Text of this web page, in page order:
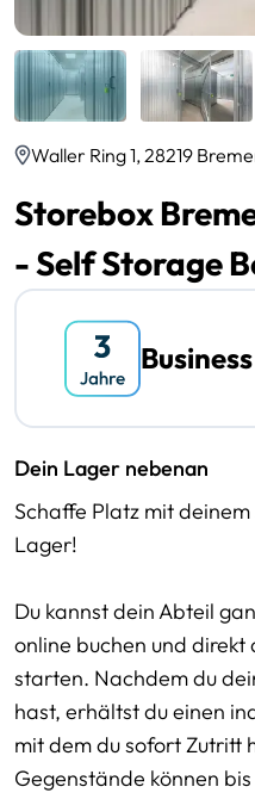
Waller Ring 1, 28219
Storebox
- Self Storage
Dein Lager nebenan
Schaffe Platz mit
Lager!
Du kannst dein Abteil
online buchen und
starten. Nachdem du
hast, erhältst du einen
mit dem du sofort Zutritt
Gegenstände können